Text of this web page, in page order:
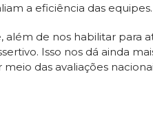
a eficiência das equipes.
além de nos habilitar para
Isso nos dá ainda
das avaliações